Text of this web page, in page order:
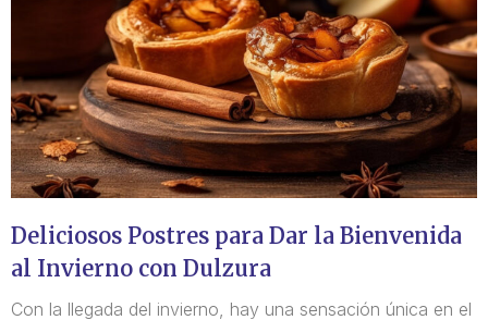
Deliciosos Postres para Dar la Bienvenida
al Invierno con Dulzura
Con la llegada del invierno, hay una sensación única en el